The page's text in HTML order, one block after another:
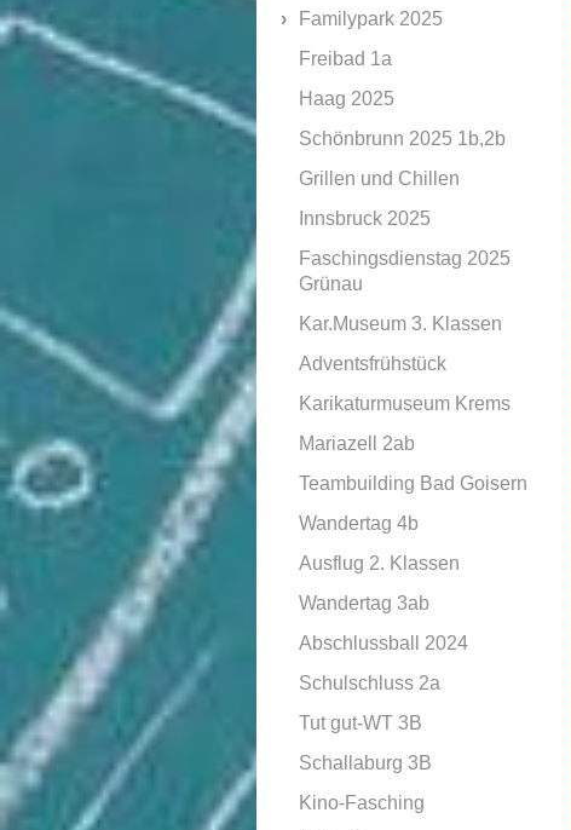
Familypark 2025
Freibad 1a
Haag 2025
Schönbrunn 2025 1b,2b
Grillen und Chillen
Innsbruck 2025
Faschingsdienstag 2025
Grünau
Kar.Museum 3. Klassen
Adventsfrühstück
Karikaturmuseum Krems
Mariazell 2ab
Teambuilding Bad Goisern
Wandertag 4b
Ausflug 2. Klassen
Wandertag 3ab
Abschlussball 2024
Schulschluss 2a
Tut gut-WT 3B
Schallaburg 3B
Kino-Fasching